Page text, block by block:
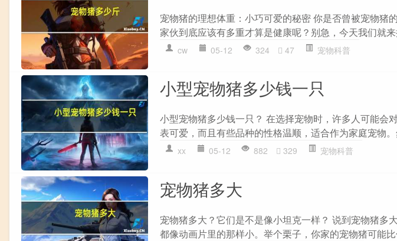
宠物猪的理想体重：小巧可爱的秘密 你是否曾被宠物猪
家伙到底应该有多重才算是健康呢？别急，今天我们就
cw 05-12 324 47 宠物科普
小型宠物猪多少钱一只
小型宠物猪多少钱一只？ 在选择宠物时，许多人可能会
表可爱，而且有些品种的性格温顺，适合作为家庭宠物
xx 05-12 882 329 宠物科普
宠物猪多大
宠物猪多大？它们是不是像小坦克一样？ 说到宠物猪多
都像动画片里的那样小。举个栗子，你家的宠物猪可能